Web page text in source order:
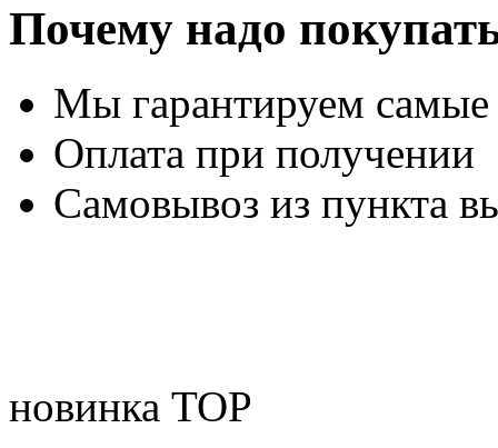
Почему надо
Мы гарантируем
Оплата при получении
Самовывоз из пункта
новинка TOP